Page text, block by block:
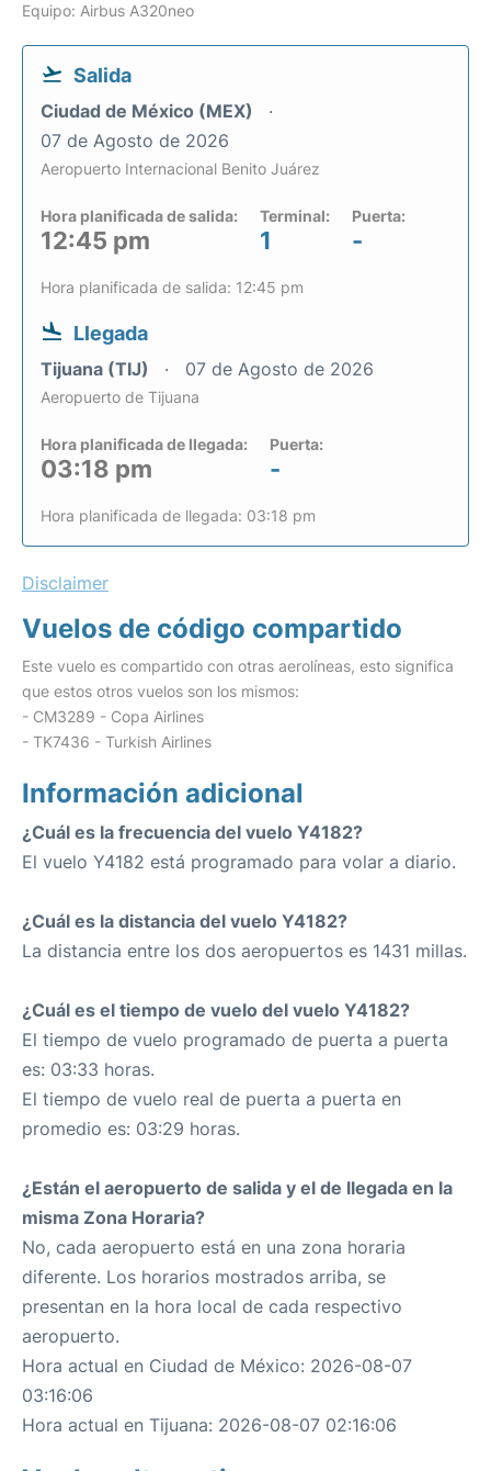
Equipo: Airbus A320neo
Salida
Ciudad de México (MEX)
07 de Agosto de 2026
Aeropuerto Internacional Benito Juárez
Hora planificada de salida:
12:45 pm
Terminal:
1
Puerta:
-
Hora planificada de salida: 12:45 pm
Llegada
Tijuana (TIJ) 07 de Agosto de 2026
Aeropuerto de Tijuana
Hora planificada de llegada:
03:18 pm
Puerta:
-
Hora planificada de llegada: 03:18 pm
Disclaimer
Vuelos de código compartido
Este vuelo es compartido con otras aerolíneas, esto significa
que estos otros vuelos son los mismos:
- CM3289 - Copa Airlines
- TK7436 - Turkish Airlines
Información adicional
¿Cuál es la frecuencia del vuelo Y4182?
El vuelo Y4182 está programado para volar a diario.
¿Cuál es la distancia del vuelo Y4182?
La distancia entre los dos aeropuertos es 1431 millas.
¿Cuál es el tiempo de vuelo del vuelo Y4182?
El tiempo de vuelo programado de puerta a puerta
es: 03:33 horas.
El tiempo de vuelo real de puerta a puerta en
promedio es: 03:29 horas.
¿Están el aeropuerto de salida y el de llegada en la
misma Zona Horaria?
No, cada aeropuerto está en una zona horaria
diferente. Los horarios mostrados arriba, se
presentan en la hora local de cada respectivo
aeropuerto.
Hora actual en Ciudad de México: 2026-08-07
03:16:06
Hora actual en Tijuana: 2026-08-07 02:16:06